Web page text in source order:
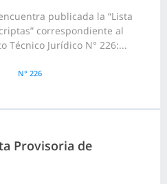
publicada la “Lista
correspondiente al
Técnico Jurídico N° 226:...
N° 226
Provisoria de